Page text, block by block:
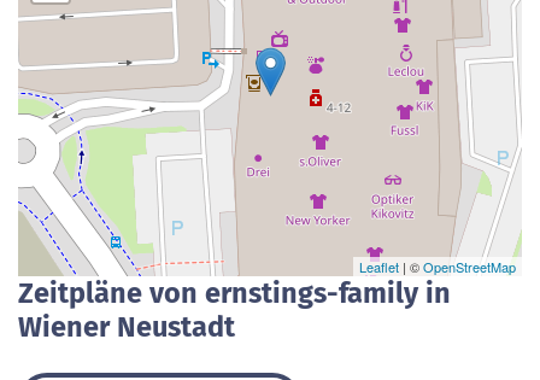
Leaflet | ©OpenStreetMap
Zeitpläne von ernstings-family in
Wiener Neustadt